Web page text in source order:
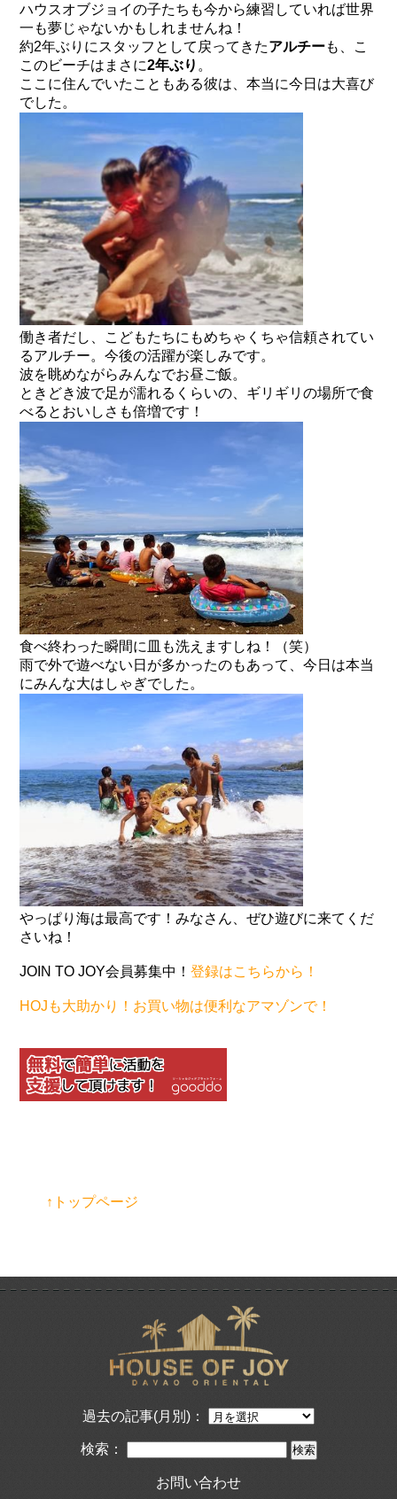
ハウスオブジョイの子たちも今から練習していれば世界
一も夢じゃないかもしれませんね！
約2年ぶりにスタッフとして戻ってきたアルチーも、こ
このビーチはまさに2年ぶり 。
ここに住んでいたこともある彼は、本当に今日は大喜び
でした。
働き者だし、こどもたちにもめちゃくちゃ信頼されてい
るアルチー。今後の活躍が楽しみです。
波を眺めながらみんなでお昼ご飯。
ときどき波で足が濡れるくらいの、ギリギリの場所で食
べるとおいしさも倍増です！
食べ終わった瞬間に皿も洗えますしね！（笑）
雨で外で遊べない日が多かったのもあって、今日は本当
にみんな大はしゃぎでした。
やっぱり海は最高です！みなさん、ぜひ遊びに来てくだ
さいね！
JOIN TO JOY会員募集中！登録はこちらから！
HOJも大助かり！お買い物は便利なアマゾンで！
↑トップページ
過去の記事(月別)：
検索：
お問い合わせ